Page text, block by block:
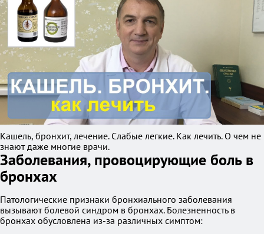
Кашель, бронхит, лечение. Слабые легкие. Как лечить. О чем не
знают даже многие врачи.
Заболевания, провоцирующие боль в
бронхах
Патологические признаки бронхиального заболевания
вызывают болевой синдром в бронхах. Болезненность в
бронхах обусловлена из-за различных симптом: